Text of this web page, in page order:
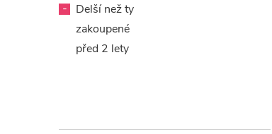
-
Delší než ty
zakoupené
před 2 lety